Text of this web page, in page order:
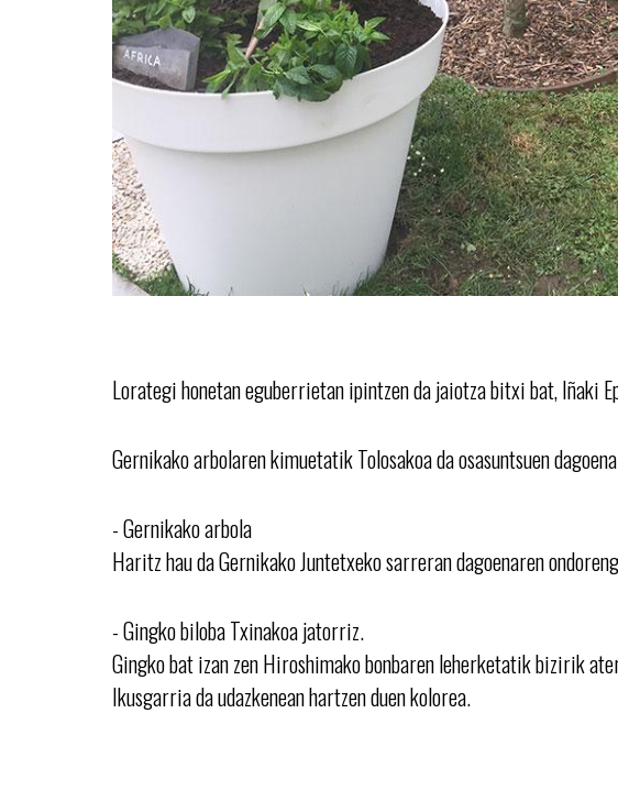
Lorategi honetan eguberrietan ipintzen da jaiotza bitxi bat, Iñaki
Gernikako arbolaren kimuetatik Tolosakoa da osasuntsuen
- Gernikako arbola
Haritz hau da Gernikako Juntetxeko sarreran dagoenaren
- Gingko biloba Txinakoa jatorriz.
Gingko bat izan zen Hiroshimako bonbaren leherketatik bizirik
Ikusgarria da udazkenean hartzen duen kolorea.